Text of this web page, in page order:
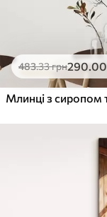
483.33грн290.00